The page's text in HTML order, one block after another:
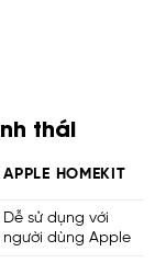
thái
APPLE HOMEKIT
Dễ sử dụng với
người dùng Apple